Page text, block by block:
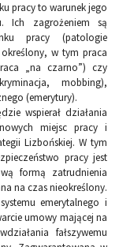
pracy to warunek jego
Ich zagrożeniem są
pracy (patologie
w tym praca
„na czarno”) czy
mobbing),
(emerytury).
wspierał działania
miejsc pracy i
Lizbońskiej. W tym
pracy jest
formą zatrudnienia
na czas nieokreślony.
emerytalnego i
umowy mającej na
fałszywemu